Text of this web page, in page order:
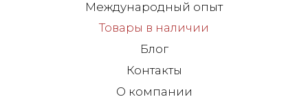
О компании
+7 812 570 50 00
ул. Барочная, 12